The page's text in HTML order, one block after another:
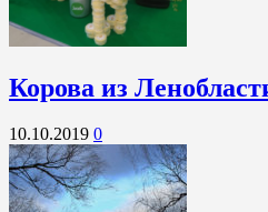
Корова из
10.10.2019 0